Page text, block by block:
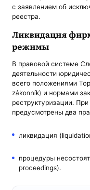
с заявлением об
реестра.
Ликвидация
режимы
В правовой системе
деятельности
всего положениями
zákonník) и нормами
реструктуризации.
предусмотрены два
ликвидация
процедуры
proceedings).